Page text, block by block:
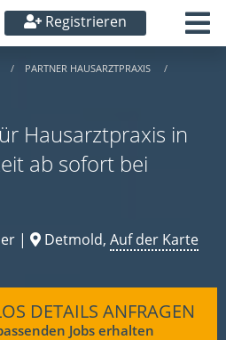
Registrieren
PARTNER HAUSARZTPRAXIS
Hausarztpraxis in
ab sofort bei
| Detmold, Auf der Karte
DETAILS ANFRAGEN
Jobs erhalten